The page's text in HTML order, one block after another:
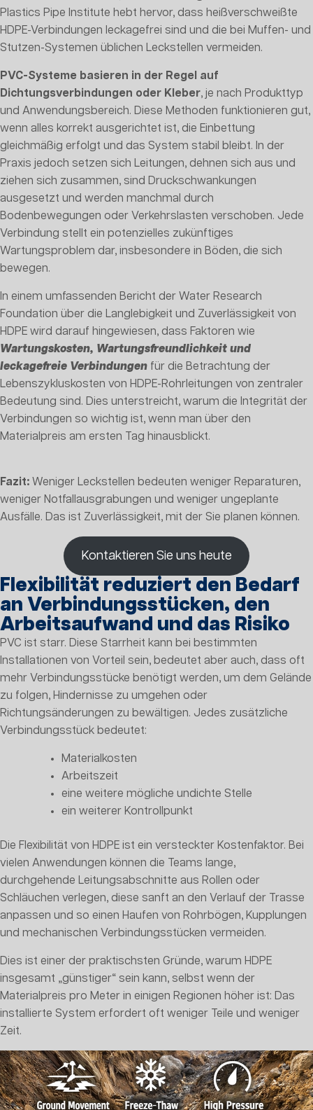
Plastics Pipe Institute hebt hervor, dass heißverschweißte
HDPE-Verbindungen leckagefrei sind und die bei Muffen- und
Stutzen-Systemen üblichen Leckstellen vermeiden.
PVC-Systeme basieren in der Regel auf
Dichtungsverbindungen oder Kleber, je nach Produkttyp
und Anwendungsbereich. Diese Methoden funktionieren gut,
wenn alles korrekt ausgerichtet ist, die Einbettung
gleichmäßig erfolgt und das System stabil bleibt. In der
Praxis jedoch setzen sich Leitungen, dehnen sich aus und
ziehen sich zusammen, sind Druckschwankungen
ausgesetzt und werden manchmal durch
Bodenbewegungen oder Verkehrslasten verschoben. Jede
Verbindung stellt ein potenzielles zukünftiges
Wartungsproblem dar, insbesondere in Böden, die sich
bewegen.
In einem umfassenden Bericht der Water Research
Foundation über die Langlebigkeit und Zuverlässigkeit von
HDPE wird darauf hingewiesen, dass Faktoren wie
Wartungskosten, Wartungsfreundlichkeit und
leckagefreie Verbindungen für die Betrachtung der
Lebenszykluskosten von HDPE-Rohrleitungen von zentraler
Bedeutung sind. Dies unterstreicht, warum die Integrität der
Verbindungen so wichtig ist, wenn man über den
Materialpreis am ersten Tag hinausblickt.
Fazit: Weniger Leckstellen bedeuten weniger Reparaturen,
weniger Notfallausgrabungen und weniger ungeplante
Ausfälle. Das ist Zuverlässigkeit, mit der Sie planen können.
Kontaktieren Sie uns heute
Flexibilität reduziert den Bedarf
an Verbindungsstücken, den
Arbeitsaufwand und das Risiko
PVC ist starr. Diese Starrheit kann bei bestimmten
Installationen von Vorteil sein, bedeutet aber auch, dass oft
mehr Verbindungsstücke benötigt werden, um dem Gelände
zu folgen, Hindernisse zu umgehen oder
Richtungsänderungen zu bewältigen. Jedes zusätzliche
Verbindungsstück bedeutet:
Materialkosten
Arbeitszeit
eine weitere mögliche undichte Stelle
ein weiterer Kontrollpunkt
Die Flexibilität von HDPE ist ein versteckter Kostenfaktor. Bei
vielen Anwendungen können die Teams lange,
durchgehende Leitungsabschnitte aus Rollen oder
Schläuchen verlegen, diese sanft an den Verlauf der Trasse
anpassen und so einen Haufen von Rohrbögen, Kupplungen
und mechanischen Verbindungsstücken vermeiden.
Dies ist einer der praktischsten Gründe, warum HDPE
insgesamt „günstiger“ sein kann, selbst wenn der
Materialpreis pro Meter in einigen Regionen höher ist: Das
installierte System erfordert oft weniger Teile und weniger
Zeit.